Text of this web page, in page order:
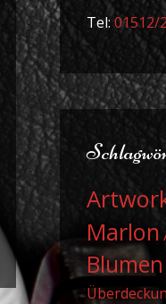
Tel: 01512/
Marlon
Blumen